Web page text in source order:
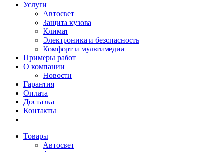
Услуги
Автосвет
Защита кузова
Климат
Электроника и безопасность
Комфорт и мультимедиа
Примеры работ
О компании
Новости
Гарантия
Оплата
Доставка
Контакты
Товары
Автосвет